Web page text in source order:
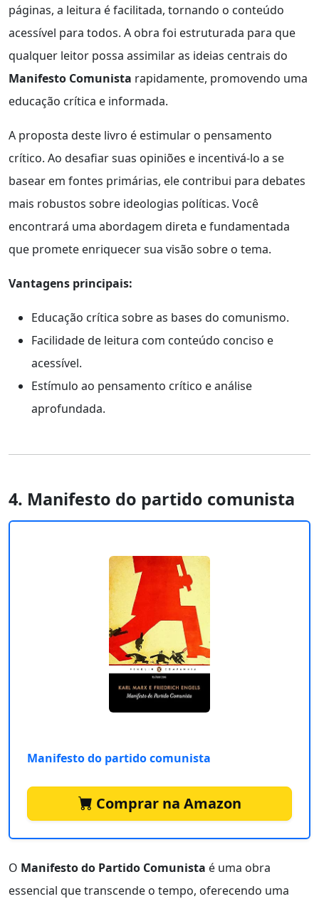
páginas, a leitura é facilitada, tornando o conteúdo
acessível para todos. A obra foi estruturada para que
qualquer leitor possa assimilar as ideias centrais do
Manifesto Comunista rapidamente, promovendo uma
educação crítica e informada.
A proposta deste livro é estimular o pensamento
crítico. Ao desafiar suas opiniões e incentivá-lo a se
basear em fontes primárias, ele contribui para debates
mais robustos sobre ideologias políticas. Você
encontrará uma abordagem direta e fundamentada
que promete enriquecer sua visão sobre o tema.
Vantagens principais:
Educação crítica sobre as bases do comunismo.
Facilidade de leitura com conteúdo conciso e
acessível.
Estímulo ao pensamento crítico e análise
aprofundada.
4. Manifesto do partido comunista
Manifesto do partido comunista
Comprar na Amazon
O Manifesto do Partido Comunista é uma obra
essencial que transcende o tempo, oferecendo uma